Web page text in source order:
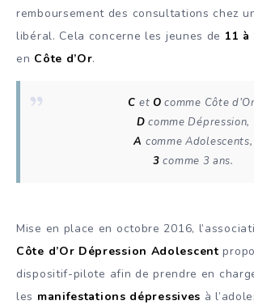
remboursement des consultations chez
libéral. Cela concerne les jeunes de 11 à
en Côte d’Or.
C et O comme Côte
D comme Dépression,
A comme Adolescents,
3 comme 3 ans.
Mise en place en octobre 2016,
Côte d’Or Dépression Adolescent
dispositif-pilote afin de prendre en
les manifestations dépressives à